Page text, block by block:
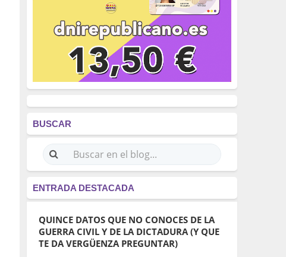
BUSCAR
ENTRADA DESTACADA
QUINCE DATOS QUE NO CONOCES DE LA
GUERRA CIVIL Y DE LA DICTADURA (Y QUE
TE DA VERGÜENZA PREGUNTAR)